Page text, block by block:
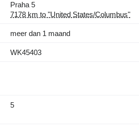
Praha 5
7178 km to "United States/Columbus"
meer dan 1 maand
WK45403
5